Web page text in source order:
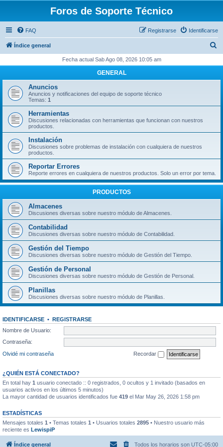
Foros de Soporte Técnico
FAQ Identificarse
Registrarse
Índice general
c
r
Fecha actual Sab Ago 08, 2026 10:05 am
GENERAL
Anuncios
Anuncios y notificaciones del equipo de soporte técnico
Temas: 1
Herramientas
Discusiones relacionadas con herramientas que funcionan con nuestros
productos.
Instalación
Discusiones sobre problemas de instalación con cualquiera de nuestros
productos.
Reportar Errores
Reporte errores en cualquiera de nuestros productos. Solo un error por tema.
PRODUCTOS
Almacenes
Discusiones diversas sobre nuestro módulo de Almacenes.
Contabilidad
Discusiones diversas sobre nuestro módulo de Contabilidad.
Gestión del Tiempo
Discusiones diversas sobre nuestro módulo de Gestión del Tiempo.
Gestión de Personal
Discusiones diversas sobre nuestro módulo de Gestión de Personal.
Planillas
Discusiones diversas sobre nuestro módulo de Planillas.
IDENTIFICARSE • REGISTRARSE
Nombre de Usuario:
Contraseña:
Olvidé mi contraseña
Recordar
¿QUIÉN ESTÁ CONECTADO?
En total hay 1 usuario conectado :: 0 registrados, 0 ocultos y 1 invitado (basados en
usuarios activos en los últimos 5 minutos)
La mayor cantidad de usuarios identificados fue 419 el Mar May 26, 2026 1:58 pm
ESTADÍSTICAS
Mensajes totales 1 • Temas totales 1 • Usuarios totales 2895 • Nuestro usuario más
reciente es LewispiP
Índice general Todos los horarios son UTC-05:00